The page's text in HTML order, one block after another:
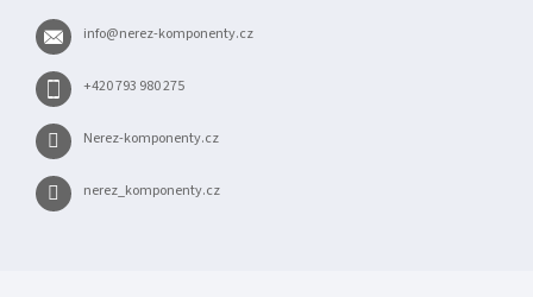
info@nerez-komponenty.cz
+420 793 980 275
Nerez-komponenty.cz
nerez_komponenty.cz